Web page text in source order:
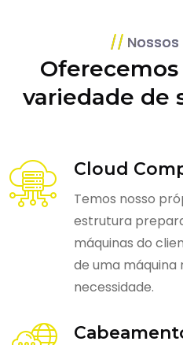
variedade de
Cloud
Temos nosso
estrutura
máquinas do
de uma máquina
necessidade.